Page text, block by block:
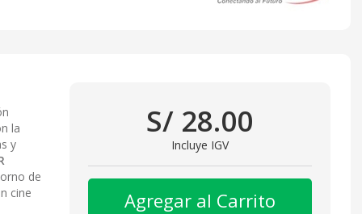
la
y
de
cine
S/ 28.00
Incluye IGV
Agregar al Carrito